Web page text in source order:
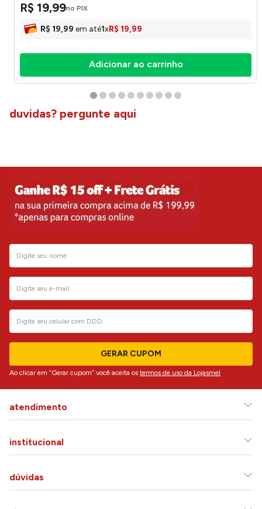
R$ 19,99no PIX
R$ 19,99 em até1xR$ 19,99
Adicionar ao carrinho
duvidas? pergunte aqui
GERAR CUPOM
Ao clicar em “Gerar cupom” você aceita os termos de uso da Lojasmel
atendimento
institucional
dúvidas